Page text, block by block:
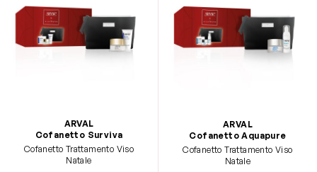
ARVAL
Cofanetto Surviva
Cofanetto Trattamento Viso
Natale
ARVAL
Cofanetto Aquapure
Cofanetto Trattamento Viso
Natale